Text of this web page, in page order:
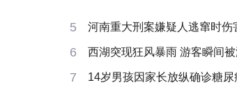
5 河南重大刑案嫌疑人逃窜时伤
6 西湖突现狂风暴雨 游客瞬间
7 14岁男孩因家长放纵确诊糖尿